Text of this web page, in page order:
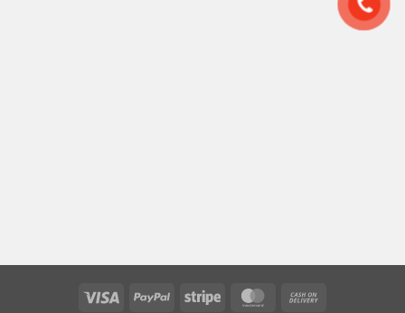
Visa PayPal Stripe MasterCard